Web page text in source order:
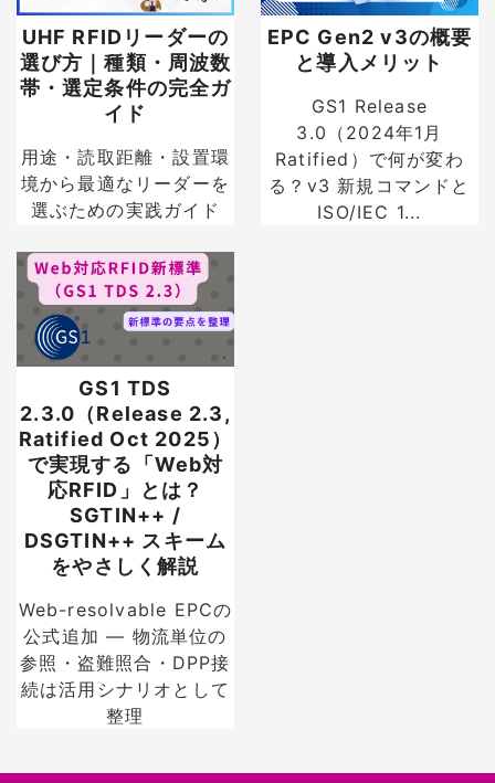
UHF RFIDリーダーの
選び方｜種類・周波数
帯・選定条件の完全ガ
イド
用途・読取距離・設置環
境から最適なリーダーを
選ぶための実践ガイド
EPC Gen2 v3の概要
と導入メリット
GS1 Release
3.0（2024年1月
Ratified）で何が変わ
る？v3 新規コマンドと
ISO/IEC 1...
GS1 TDS
2.3.0（Release 2.3,
Ratified Oct 2025）
で実現する「Web対
応RFID」とは？
SGTIN++ /
DSGTIN++ スキーム
をやさしく解説
Web-resolvable EPCの
公式追加 — 物流単位の
参照・盗難照合・DPP接
続は活用シナリオとして
整理